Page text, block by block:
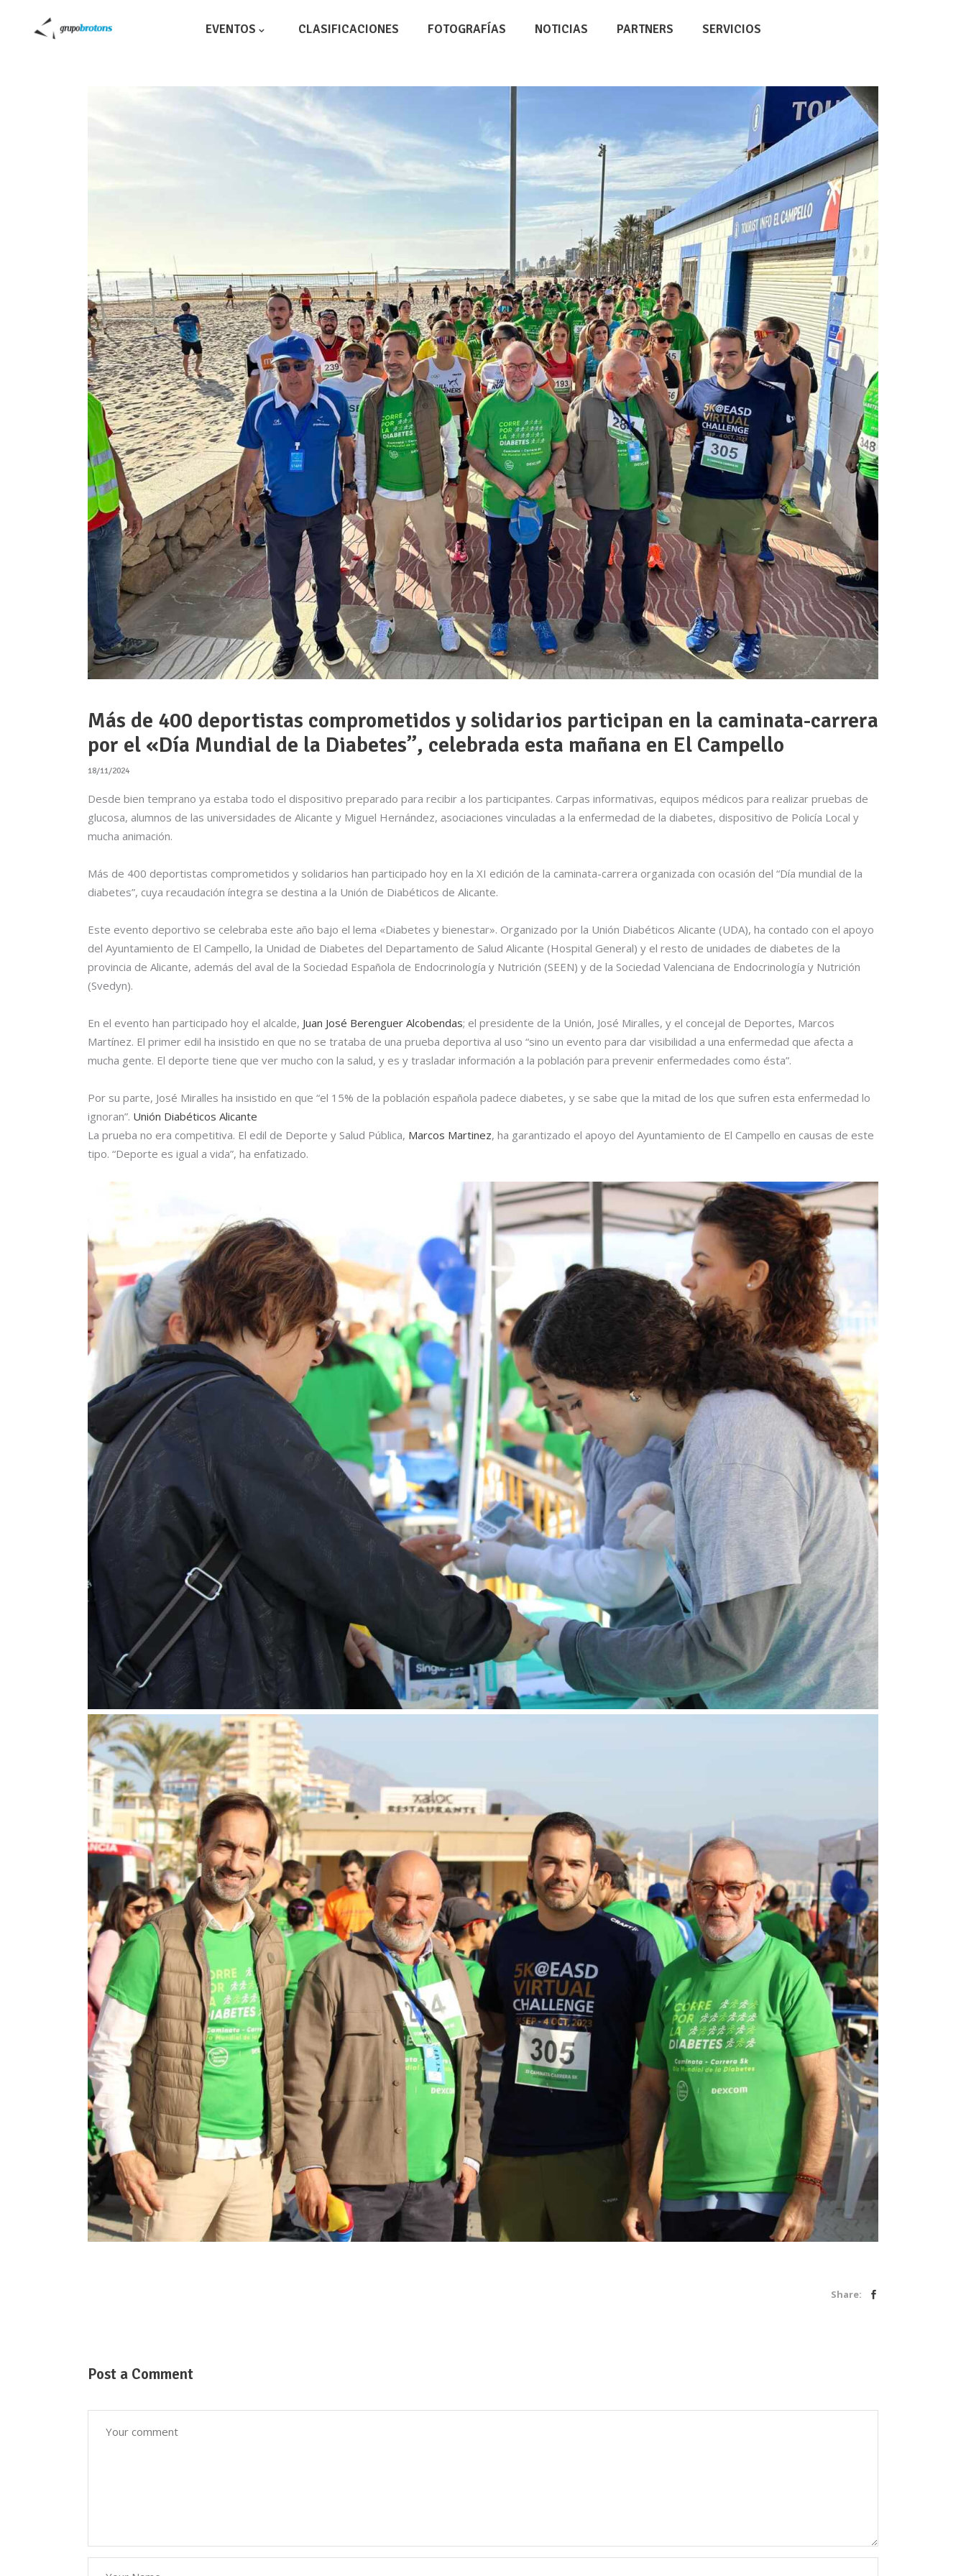
EVENTOS CLASIFICACIONES FOTOGRAFÍAS NOTICIAS PARTNERS SERVICIOS
Más de 400 deportistas comprometidos y solidarios participan en la caminata-carrera
por el «Día Mundial de la Diabetes”, celebrada esta mañana en El Campello
18/11/2024
Desde bien temprano ya estaba todo el dispositivo preparado para recibir a los participantes. Carpas informativas, equipos médicos para realizar pruebas de
glucosa, alumnos de las universidades de Alicante y Miguel Hernández, asociaciones vinculadas a la enfermedad de la diabetes, dispositivo de Policía Local y
mucha animación.
Más de 400 deportistas comprometidos y solidarios han participado hoy en la XI edición de la caminata-carrera organizada con ocasión del “Día mundial de la
diabetes”, cuya recaudación íntegra se destina a la Unión de Diabéticos de Alicante.
Este evento deportivo se celebraba este año bajo el lema «Diabetes y bienestar». Organizado por la Unión Diabéticos Alicante (UDA), ha contado con el apoyo
del Ayuntamiento de El Campello, la Unidad de Diabetes del Departamento de Salud Alicante (Hospital General) y el resto de unidades de diabetes de la
provincia de Alicante, además del aval de la Sociedad Española de Endocrinología y Nutrición (SEEN) y de la Sociedad Valenciana de Endocrinología y Nutrición
(Svedyn).
En el evento han participado hoy el alcalde, Juan José Berenguer Alcobendas; el presidente de la Unión, José Miralles, y el concejal de Deportes, Marcos
Martínez. El primer edil ha insistido en que no se trataba de una prueba deportiva al uso “sino un evento para dar visibilidad a una enfermedad que afecta a
mucha gente. El deporte tiene que ver mucho con la salud, y es y trasladar información a la población para prevenir enfermedades como ésta”.
Por su parte, José Miralles ha insistido en que “el 15% de la población española padece diabetes, y se sabe que la mitad de los que sufren esta enfermedad lo
ignoran”. Unión Diabéticos Alicante
La prueba no era competitiva. El edil de Deporte y Salud Pública, Marcos Martinez, ha garantizado el apoyo del Ayuntamiento de El Campello en causas de este
tipo. “Deporte es igual a vida”, ha enfatizado.
Share:
Post a Comment